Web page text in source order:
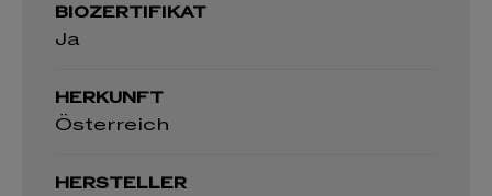
BIOZERTIFIKAT
Ja
HERKUNFT
Österreich
HERSTELLER